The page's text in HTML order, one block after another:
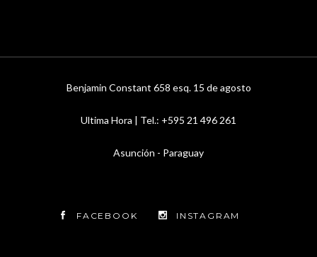
Benjamin Constant 658 esq. 15 de agosto
Ultima Hora | Tel.: +595 21 496 261
Asunción - Paraguay
FACEBOOK INSTAGRAM